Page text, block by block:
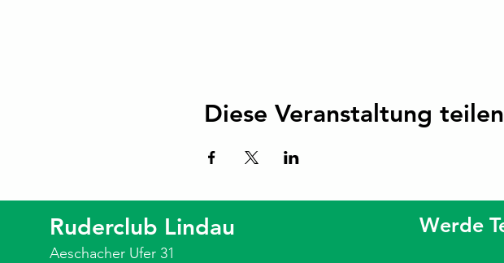
Diese Veranstaltung teilen
Ruderclub Lindau
Aeschacher Ufer 31
Werde